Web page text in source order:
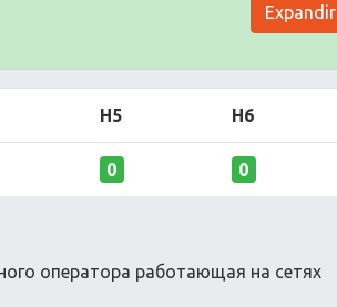
Expandir
H5 H6
0 0
оператора работающая на сетях